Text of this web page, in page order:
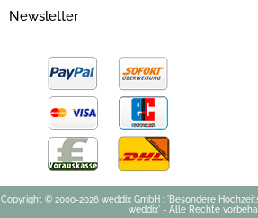
Newsletter
Copyright © 2000-2026 weddix GmbH : 'Besondere
weddix' - Alle Rechte